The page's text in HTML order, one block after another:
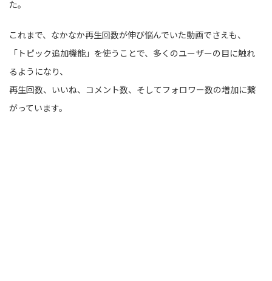
た。
これまで、なかなか再生回数が伸び悩んでいた動画でさえも、
「トピック追加機能」を使うことで、多くのユーザーの目に触れ
るようになり、
再生回数、いいね、コメント数、そしてフォロワー数の増加に繋
がっています。